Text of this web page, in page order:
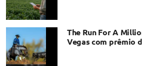
The Run For A
Vegas com prêmio